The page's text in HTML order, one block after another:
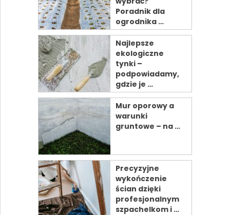
Poradnik dla
ogrodnika …
Najlepsze
ekologiczne
tynki –
podpowiadamy,
gdzie je …
Mur oporowy a
warunki
gruntowe – na …
Precyzyjne
wykończenie
ścian dzięki
profesjonalnym
szpachelkom i …